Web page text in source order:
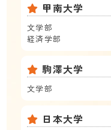
甲南大学
文学部
経済学部
駒澤大学
文学部
日本大学